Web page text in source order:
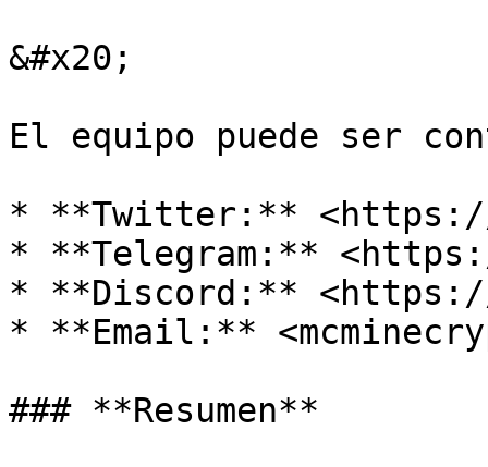
&#x20;
El equipo puede ser
* **Twitter:** <https://
* **Telegram:**
* **Discord:** <https://
* **Email:**
### **Resumen**